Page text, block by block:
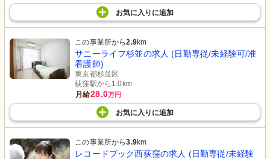
お気に入り に追加
この事業所から2.9km
サニーライフ杉並の求人 (日勤専従/未経験可/准
看護師)
東京都杉並区
荻窪駅から1.0km
月給28.0万円
お気に入り に追加
この事業所から3.9km
レコードブック西荻窪の求人 (日勤専従/未経験